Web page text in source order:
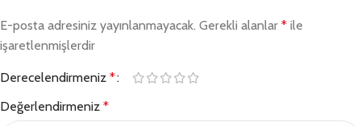
E-posta adresiniz yayınlanmayacak. Gerekli alanlar * ile
işaretlenmişlerdir
Derecelendirmeniz *
Değerlendirmeniz *